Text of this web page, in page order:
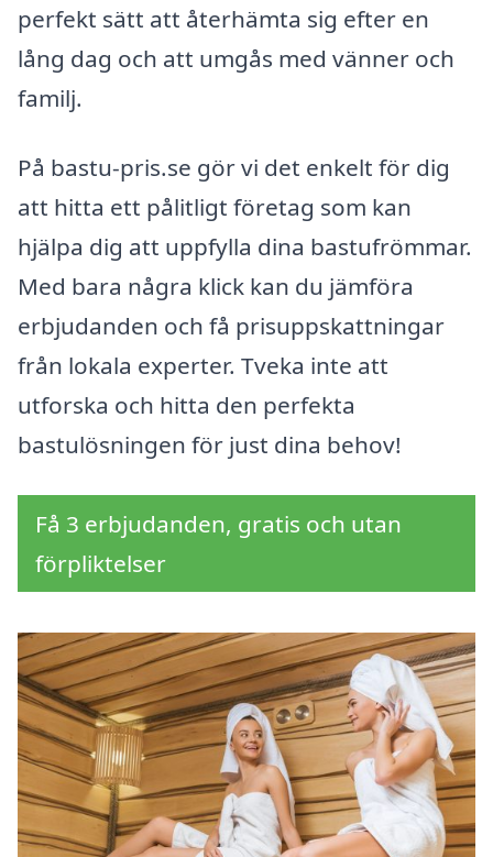
perfekt sätt att återhämta sig efter en
lång dag och att umgås med vänner och
familj.
På bastu-pris.se gör vi det enkelt för dig
att hitta ett pålitligt företag som kan
hjälpa dig att uppfylla dina bastufrömmar.
Med bara några klick kan du jämföra
erbjudanden och få prisuppskattningar
från lokala experter. Tveka inte att
utforska och hitta den perfekta
bastulösningen för just dina behov!
Få 3 erbjudanden, gratis och utan
förpliktelser